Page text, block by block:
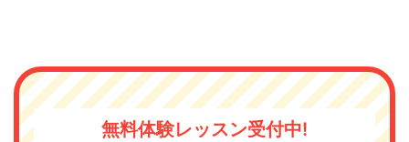
無料体験レッスン受付中!